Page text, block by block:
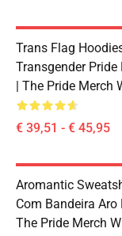
Trans Flag
Transgender
| The Pride Merch
€ 39,51 - € 45,95
Aromantic
Com Bandeira
The Pride Merch